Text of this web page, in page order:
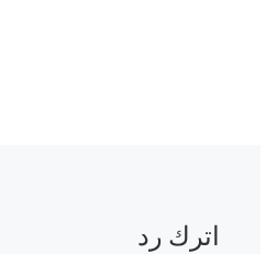
اترك رد